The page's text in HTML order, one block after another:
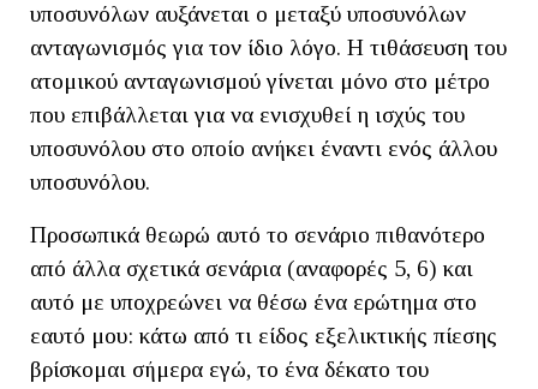
υποσυνόλων αυξάνεται ο μεταξύ υποσυνόλων
ανταγωνισμός για τον ίδιο λόγο. Η τιθάσευση του
ατομικού ανταγωνισμού γίνεται μόνο στο μέτρο
που επιβάλλεται για να ενισχυθεί η ισχύς του
υποσυνόλου στο οποίο ανήκει έναντι ενός άλλου
υποσυνόλου.
Προσωπικά θεωρώ αυτό το σενάριο πιθανότερο
από άλλα σχετικά σενάρια (αναφορές 5, 6) και
αυτό με υποχρεώνει να θέσω ένα ερώτημα στο
εαυτό μου: κάτω από τι είδος εξελικτικής πίεσης
βρίσκομαι σήμερα εγώ, το ένα δέκατο του